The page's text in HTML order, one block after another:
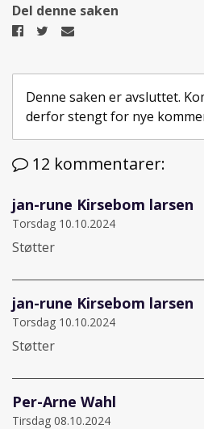
Del denne saken
Del
Facebook
Del
Twitter
Del
epost
Denne saken er avsluttet.
derfor stengt for nye
12 kommentarer:
jan-rune Kirsebom larsen
Torsdag 10.10.2024
Støtter
jan-rune Kirsebom larsen
Torsdag 10.10.2024
Støtter
Per-Arne Wahl
Tirsdag 08.10.2024